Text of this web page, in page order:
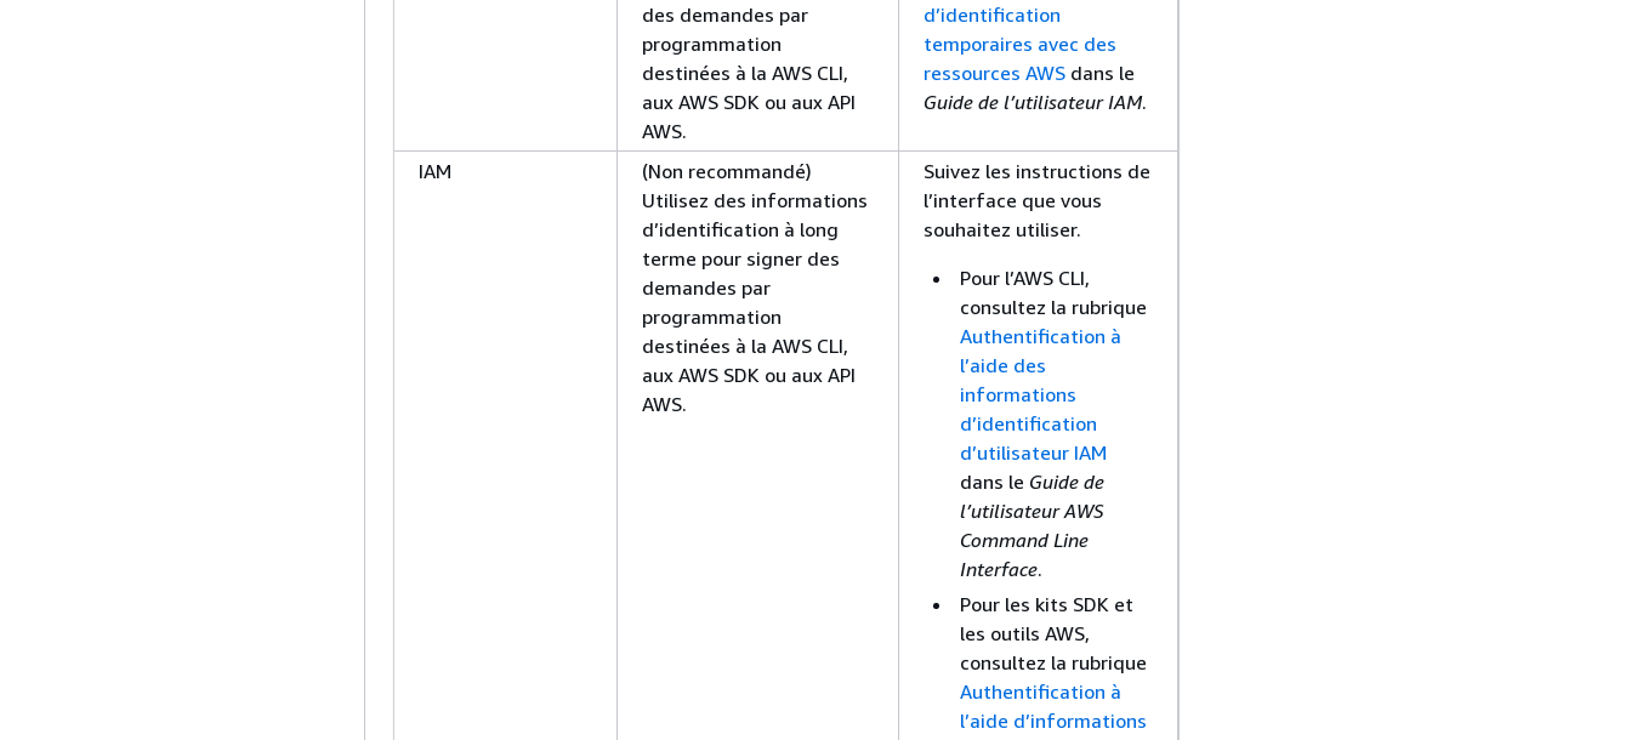
des demandes par
programmation
destinées à la AWS CLI,
aux AWS SDK ou aux API
AWS.
d’identification
temporaires avec des
ressources AWS dans le
Guide de l’utilisateur IAM.
IAM
(Non recommandé)
Utilisez des informations
d’identification à long
terme pour signer des
demandes par
programmation
destinées à la AWS CLI,
aux AWS SDK ou aux API
AWS.
Suivez les instructions de
l’interface que vous
souhaitez utiliser.
Pour l’AWS CLI,
consultez la rubrique
Authentification à
l’aide des
informations
d’identification
d’utilisateur IAM
dans le Guide de
l’utilisateur AWS
Command Line
Interface.
Pour les kits SDK et
les outils AWS,
consultez la rubrique
Authentification à
l’aide d’informations